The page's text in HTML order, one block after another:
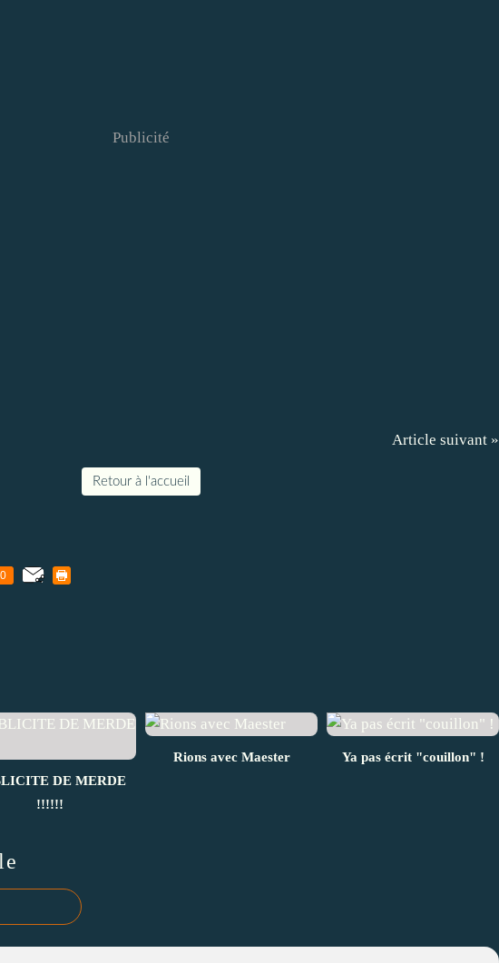
Publicité
Article suivant »
Retour à l'accueil
0
DE MERDE
!!!!!!
Rions avec Maester Ya pas écrit "couillon" !